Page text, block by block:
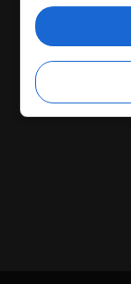
TRAILER